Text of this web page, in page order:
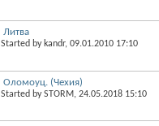
Литва
Started by kandr, 09.01.2010 17:10
Оломоуц. (Чехия)
Started bySTORM, 24.05.2018 15:10